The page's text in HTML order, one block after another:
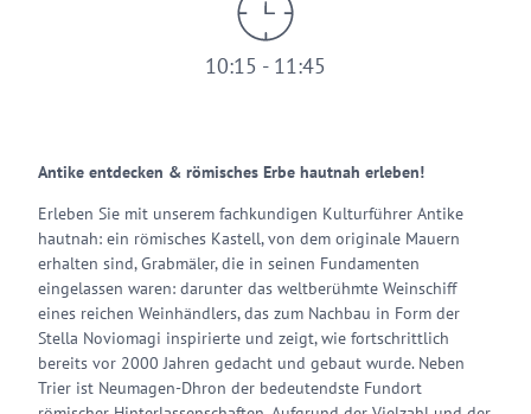
10:15 - 11:45
Antike entdecken & römisches Erbe hautnah erleben!
Erleben Sie mit unserem fachkundigen Kulturführer Antike
hautnah: ein römisches Kastell, von dem originale Mauern
erhalten sind, Grabmäler, die in seinen Fundamenten
eingelassen waren: darunter das weltberühmte Weinschiff
eines reichen Weinhändlers, das zum Nachbau in Form der
Stella Noviomagi inspirierte und zeigt, wie fortschrittlich
bereits vor 2000 Jahren gedacht und gebaut wurde. Neben
Trier ist Neumagen-Dhron der bedeutendste Fundort